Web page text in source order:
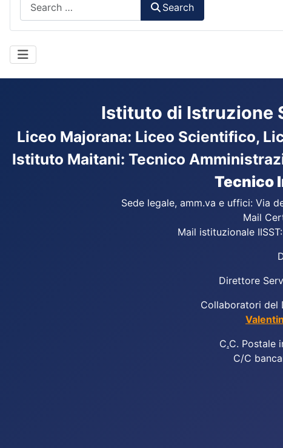
Search
Istituto di Istruzione
Liceo Majorana: Liceo Scientifico,
Istituto Maitani: Tecnico
Tecnico
Sede legale, amm.va e uffici: Via
Mail
Mail istituzionale IISST:
Direttore
Collaboratori del
C.C. Postale
C/C